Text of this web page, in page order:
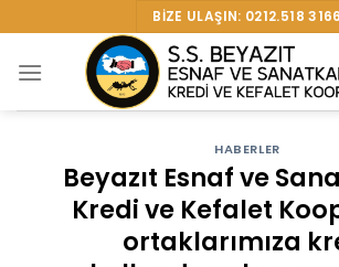
to
content
BIZE ULAŞIN: 0212.518 3166
HABERLER
Beyazıt Esnaf ve
Kredi ve Kefalet
ortaklarımıza